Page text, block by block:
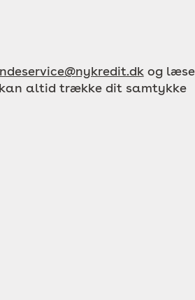
og læse
altid trække dit samtykke